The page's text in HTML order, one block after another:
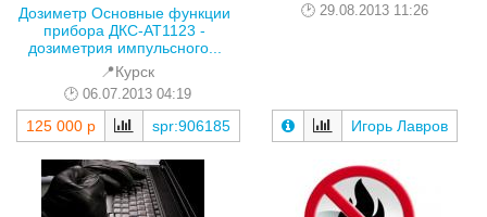
Дозиметр Основные функции
прибора ДКС-АТ1123 -
дозиметрия импульсного...
📍Курск
06.07.2013 04:19
125 000 р spr:906185
29.08.2013 11:26
Игорь Лавров